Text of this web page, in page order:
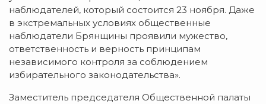
наблюдателей, который состоится 23 ноября. Даже
в экстремальных условиях общественные
наблюдатели Брянщины проявили мужество,
ответственность и верность принципам
независимого контроля за соблюдением
избирательного законодательства».
Заместитель председателя Общественной палаты